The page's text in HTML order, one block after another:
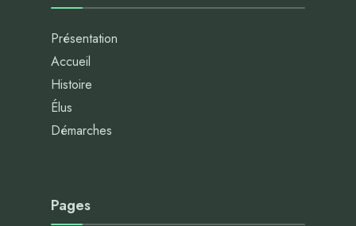
Présentation
Accueil
Histoire
Élus
Démarches
Pages